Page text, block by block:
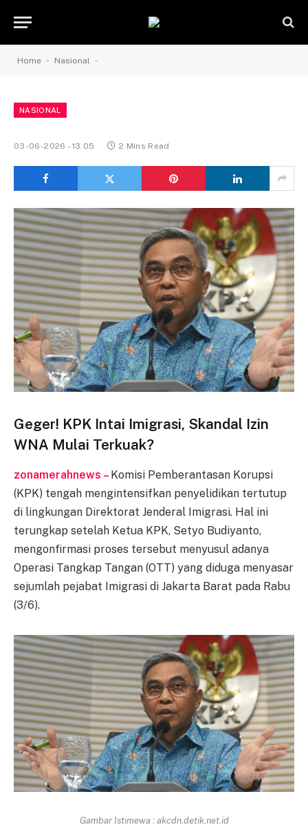
Home - Nasional -
NASIONAL
03-06-2026 - 13.05 2 Mins Read
Geger! KPK Intai Imigrasi, Skandal Izin
WNA Mulai Terkuak?
zonamerahnews – Komisi Pemberantasan Korupsi
(KPK) tengah mengintensifkan penyelidikan tertutup
di lingkungan Direktorat Jenderal Imigrasi. Hal ini
terungkap setelah Ketua KPK, Setyo Budiyanto,
mengonfirmasi proses tersebut menyusul adanya
Operasi Tangkap Tangan (OTT) yang diduga menyasar
sejumlah pejabat Imigrasi di Jakarta Barat pada Rabu
(3/6).
Gambar Istimewa : akcdn.detik.net.id